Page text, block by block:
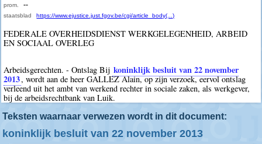
prom. --
staatsblad https://www.ejustice.just.fgov.be/cgi/article_body(...)
FEDERALE OVERHEIDSDIENST WERKGELEGENHEID, ARBEID
EN SOCIAAL OVERLEG
Arbeidsgerechten. - Ontslag Bij koninklijk besluit van 22 november
2013, wordt aan de heer GALLEZ Alain, op zijn verzoek, eervol ontslag
verleend uit het ambt van werkend rechter in sociale zaken, als werkgever,
bij de arbeidsrechtbank van Luik.
Teksten waarnaar verwezen wordt in dit document:
koninklijk besluit van 22 november 2013